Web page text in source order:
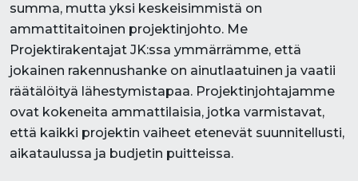
summa, mutta yksi keskeisimmistä on
ammattitaitoinen projektinjohto. Me
Projektirakentajat JK:ssa ymmärrämme, että
jokainen rakennushanke on ainutlaatuinen ja vaatii
räätälöityä lähestymistapaa. Projektinjohtajamme
ovat kokeneita ammattilaisia, jotka varmistavat,
että kaikki projektin vaiheet etenevät suunnitellusti,
aikataulussa ja budjetin puitteissa.